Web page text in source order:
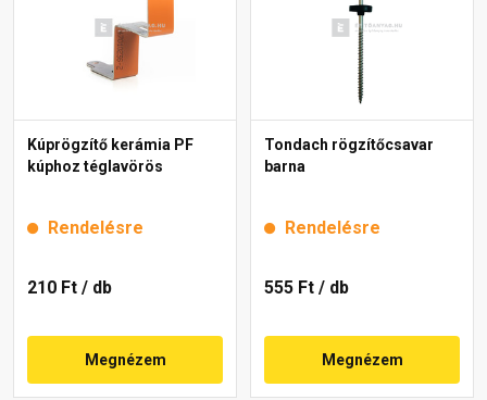
Kúprögzítő kerámia PF
kúphoz téglavörös
Rendelésre
210 Ft / db
Megnézem
Tondach rögzítőcsavar
barna
Rendelésre
555 Ft / db
Megnézem